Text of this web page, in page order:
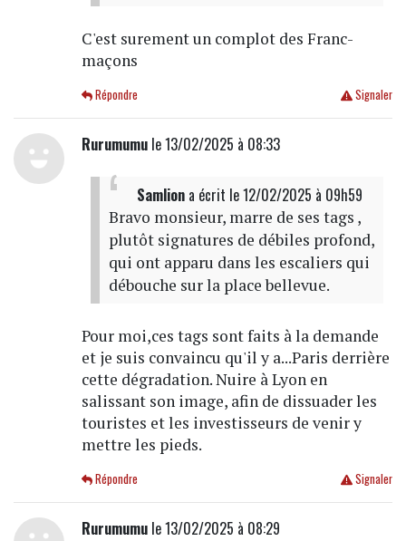
C'est surement un complot des Franc-
maçons
Signaler
Répondre
Rurumumule 13/02/2025 à 08:33
Samliona écrit le 12/02/2025 à 09h59
Bravo monsieur, marre de ses tags ,
plutôt signatures de débiles profond,
qui ont apparu dans les escaliers qui
débouche sur la place bellevue.
Pour moi,ces tags sont faits à la demande
et je suis convaincu qu'il y a...Paris derrière
cette dégradation. Nuire à Lyon en
salissant son image, afin de dissuader les
touristes et les investisseurs de venir y
mettre les pieds.
Signaler
Répondre
Rurumumule 13/02/2025 à 08:29